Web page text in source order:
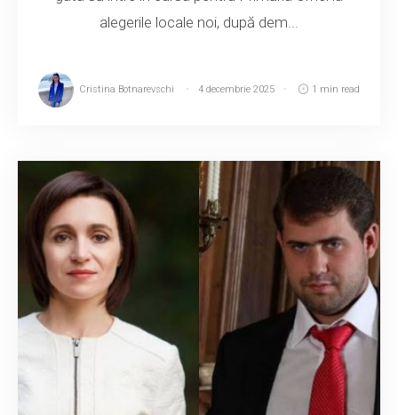
alegerile locale noi, după dem...
Cristina Botnarevschi 4 decembrie 2025 1 min read